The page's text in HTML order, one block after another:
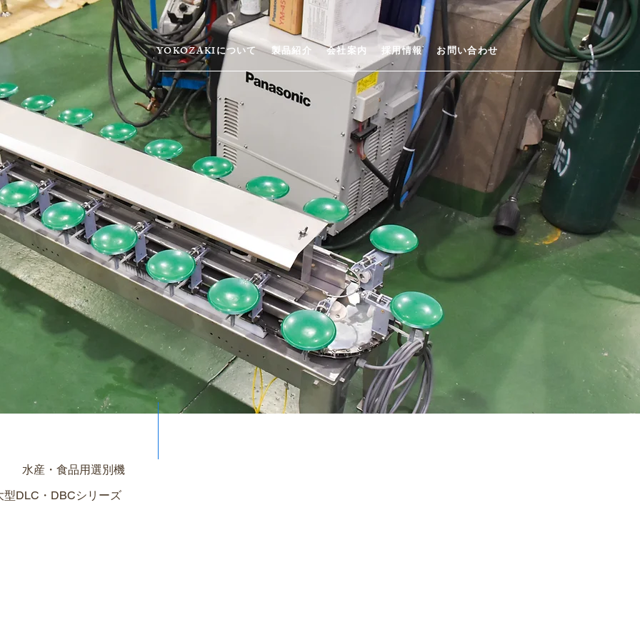
YOKOZAKIについて 製品紹介 会社案内 採用情報 お問い合わせ
水産・食品用選別機
型DLC・DBCシリーズ